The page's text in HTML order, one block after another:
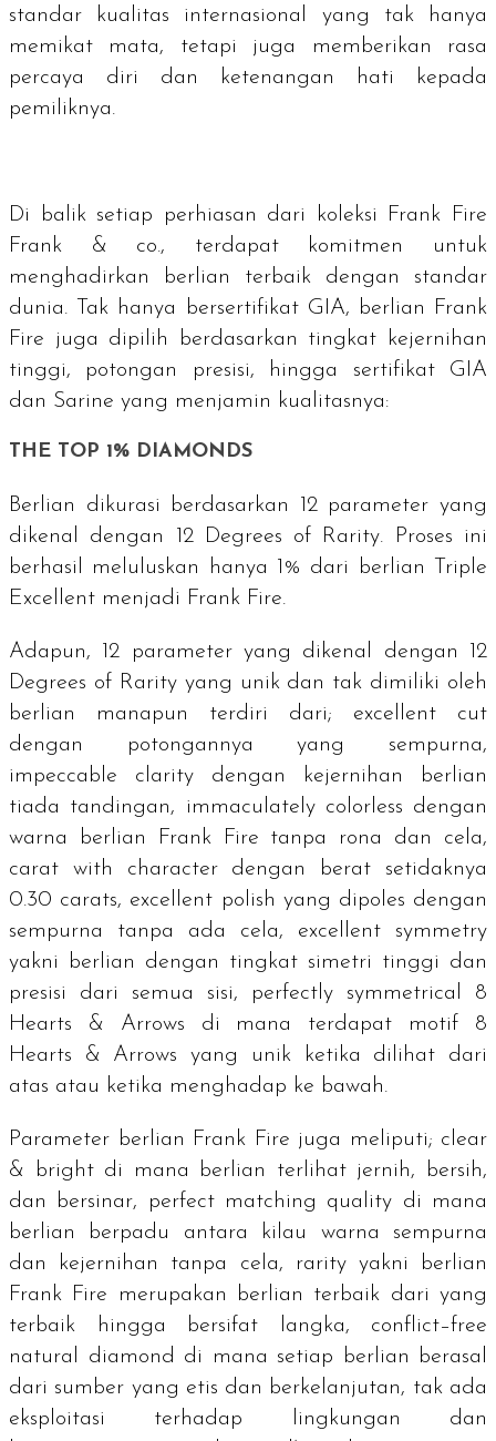
standar kualitas internasional yang tak hanya
memikat mata, tetapi juga memberikan rasa
percaya diri dan ketenangan hati kepada
pemiliknya.
Di balik setiap perhiasan dari koleksi Frank Fire
Frank & co., terdapat komitmen untuk
menghadirkan berlian terbaik dengan standar
dunia. Tak hanya bersertifikat GIA, berlian Frank
Fire juga dipilih berdasarkan tingkat kejernihan
tinggi, potongan presisi, hingga sertifikat GIA
dan Sarine yang menjamin kualitasnya:
THE TOP 1% DIAMONDS
Berlian dikurasi berdasarkan 12 parameter yang
dikenal dengan
12 Degrees of Rarity. Proses ini
berhasil meluluskan hanya 1% dari berlian
Triple
Excellent menjadi Frank Fire.
Adapun, 12 parameter yang dikenal dengan 12
Degrees of Rarityyang unik dan tak dimiliki oleh
berlian manapun terdiri dari; excellent cut
dengan potongannya yang sempurna,
impeccable clarity dengan kejernihan berlian
tiada tandingan, immaculately colorless dengan
warna berlian Frank Fire tanpa rona dan cela,
carat with character dengan berat setidaknya
0.30 carats, excellent polish yang dipoles dengan
sempurna tanpa ada cela, excellent symmetry
yakni berlian dengan tingkat simetri tinggi dan
presisi dari semua sisi, perfectly symmetrical 8
Hearts & Arrows di mana terdapat motif 8
Hearts & Arrowsyang unik ketika dilihat dari
atas atau ketika menghadap ke bawah.
Parameter berlian Frank Fire juga meliputi; clear
& bright di mana berlian terlihat jernih, bersih,
dan bersinar,
perfect matching quality di mana
berlian berpadu antara kilau warna sempurna
dan kejernihan tanpa cela,
rarity yakni berlian
Frank Fire merupakan berlian terbaik dari yang
terbaik hingga bersifat langka, conflict–free
natural diamond di mana setiap berlian berasal
dari sumber yang etis dan berkelanjutan, tak ada
eksploitasi terhadap lingkungan dan